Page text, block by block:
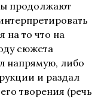
продолжают
на то что на
сюжета
напрямую, либо
и раздал
творения (речь